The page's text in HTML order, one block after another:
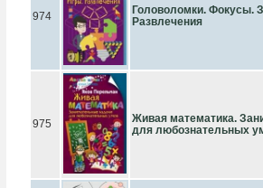
974
Головоломки. Фокусы.
Развлечения
975
Живая математика.
для любознательных